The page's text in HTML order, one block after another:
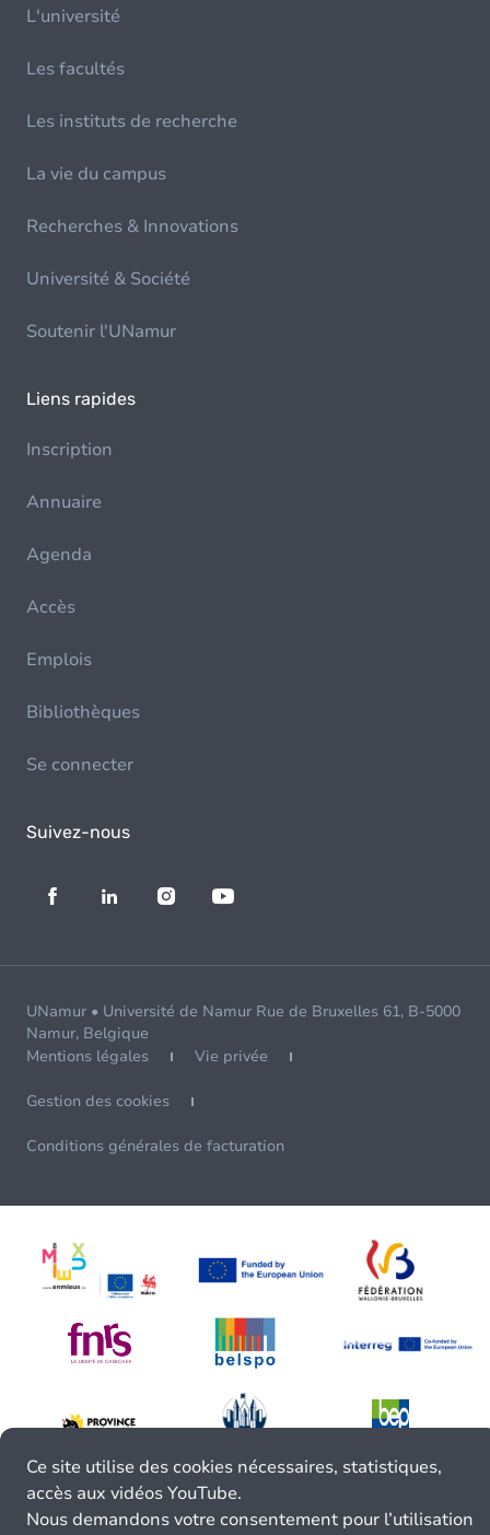
L'université
Les facultés
Les instituts de recherche
La vie du campus
Recherches & Innovations
Université & Société
Soutenir l'UNamur
Liens rapides
Inscription
Annuaire
Agenda
Accès
Emplois
Bibliothèques
Se connecter
Suivez-nous
UNamur • Université de Namur Rue de Bruxelles 61, B-5000
Namur, Belgique
Mentions légales
Vie privée
Gestion des cookies
Conditions générales de facturation
Ce site utilise des cookies nécessaires, statistiques,
accès aux vidéos YouTube.
Nous demandons votre consentement pour l’utilisation